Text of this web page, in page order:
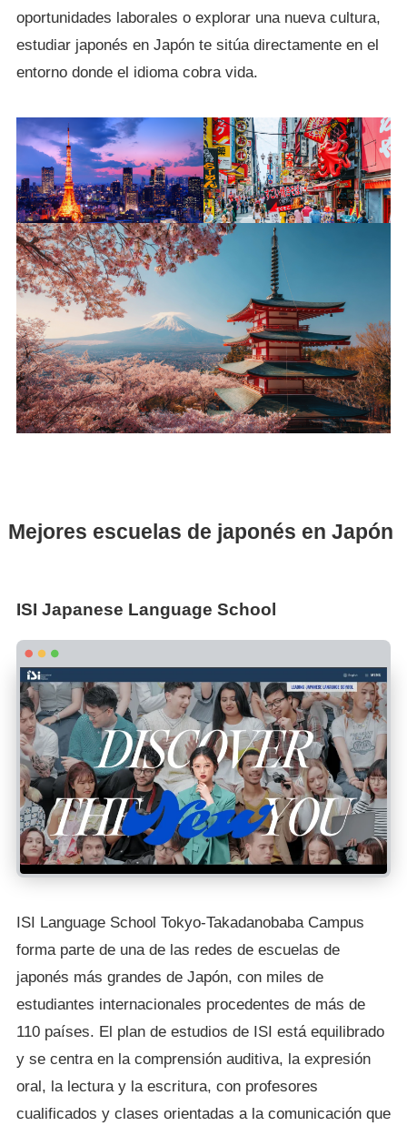
oportunidades laborales o explorar una nueva cultura,
estudiar japonés en Japón te sitúa directamente en el
entorno donde el idioma cobra vida.
Mejores escuelas de japonés en Japón
ISI Japanese Language School
ISI Language School Tokyo-Takadanobaba Campus
forma parte de una de las redes de escuelas de
japonés más grandes de Japón, con miles de
estudiantes internacionales procedentes de más de
110 países. El plan de estudios de ISI está equilibrado
y se centra en la comprensión auditiva, la expresión
oral, la lectura y la escritura, con profesores
cualificados y clases orientadas a la comunicación que